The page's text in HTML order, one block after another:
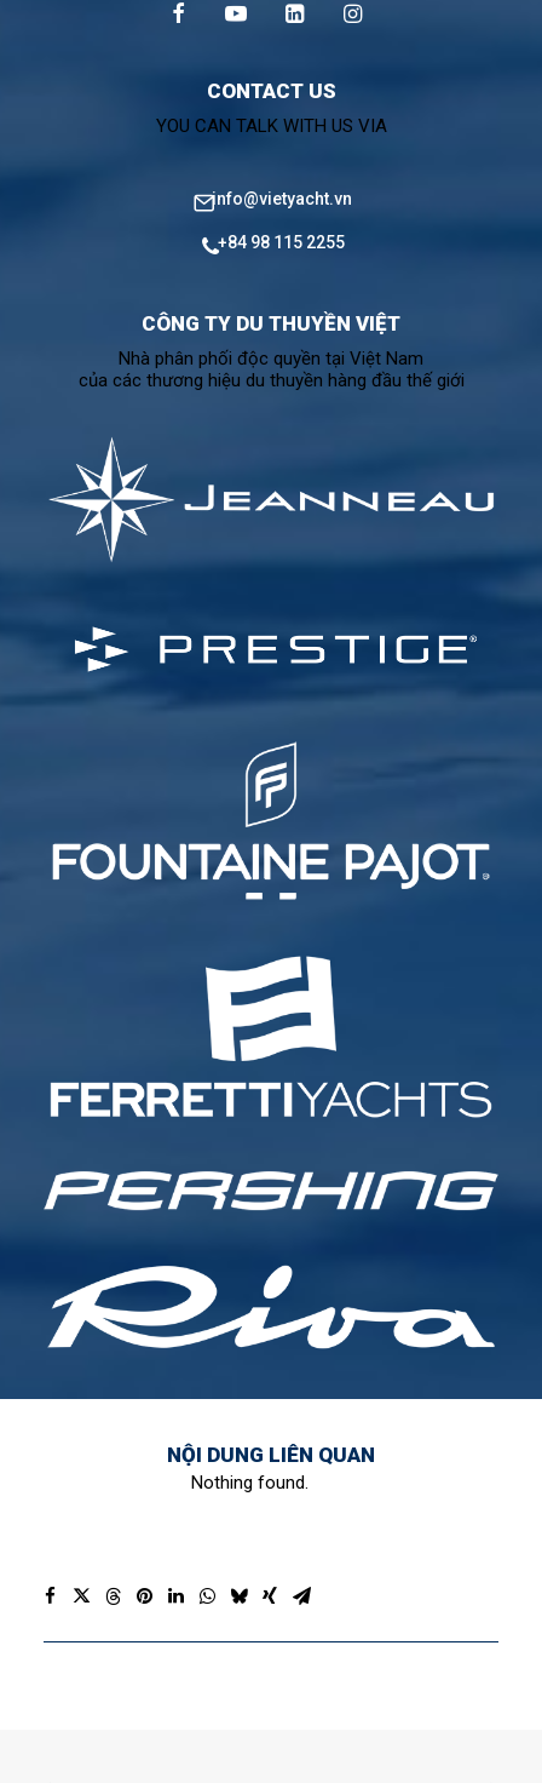
CONTACT US
YOU CAN TALK WITH US VIA
info@vietyacht.vn
+84 98 115 2255
CÔNG TY DU THUYỀN VIỆT
Nhà phân phối độc quyền tại Việt Nam
của các thương hiệu du thuyền hàng đầu thế giới
NỘI DUNG LIÊN QUAN
Nothing found.